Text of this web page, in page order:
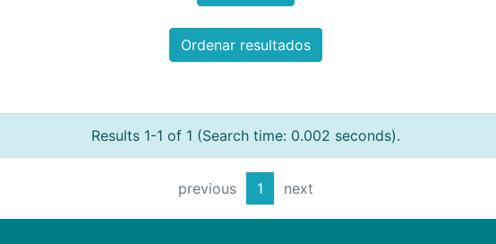
Ordenar resultados
Results 1-1 of 1 (Search time: 0.002 seconds).
previous 1 next